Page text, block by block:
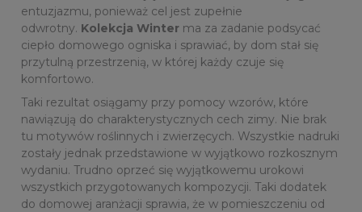
entuzjazmu, ponieważ cel jest zupełnie
odwrotny. Kolekcja Winter ma za zadanie podsycać
ciepło domowego ogniska i sprawiać, by dom stał się
przytulną przestrzenią, w której każdy czuje się
komfortowo.
Taki rezultat osiągamy przy pomocy wzorów, które
nawiązują do charakterystycznych cech zimy. Nie brak
tu motywów roślinnych i zwierzęcych. Wszystkie nadruki
zostały jednak przedstawione w wyjątkowo rozkosznym
wydaniu. Trudno oprzeć się wyjątkowemu urokowi
wszystkich przygotowanych kompozycji. Taki dodatek
do domowej aranżacji sprawia, że w pomieszczeniu od